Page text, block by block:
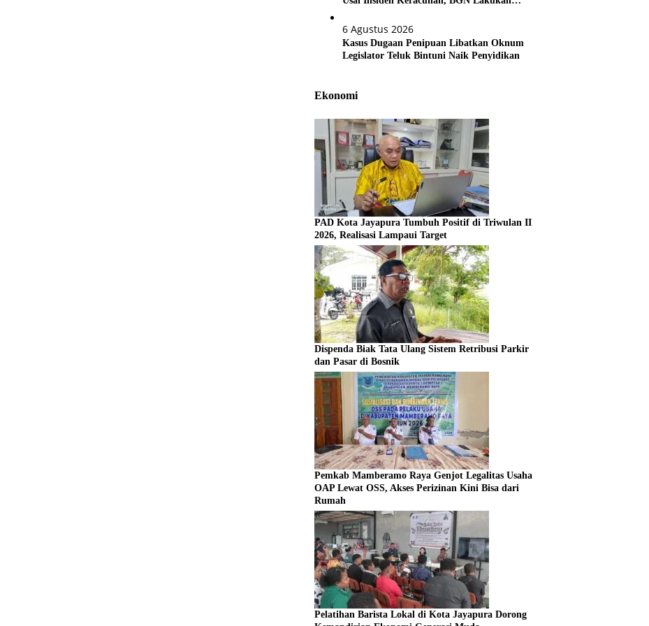
6 Agustus 2026
Kasus Dugaan Penipuan Libatkan Oknum
Legislator Teluk Bintuni Naik Penyidikan
Ekonomi
PAD Kota Jayapura Tumbuh Positif di Triwulan II
2026, Realisasi Lampaui Target
Dispenda Biak Tata Ulang Sistem Retribusi Parkir
dan Pasar di Bosnik
Pemkab Mamberamo Raya Genjot Legalitas Usaha
OAP Lewat OSS, Akses Perizinan Kini Bisa dari
Rumah
Pelatihan Barista Lokal di Kota Jayapura Dorong